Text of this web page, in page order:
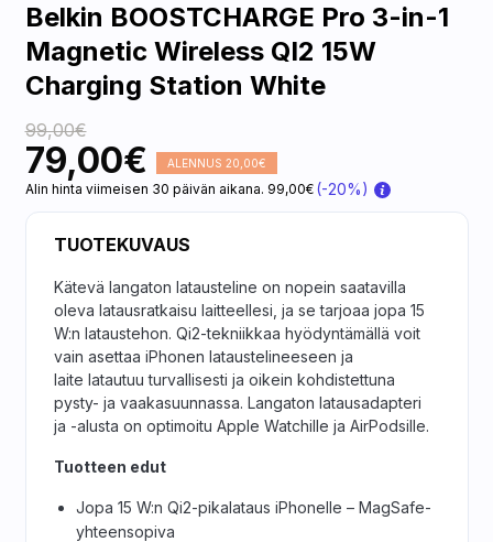
Belkin BOOSTCHARGE Pro 3-in-1
Magnetic Wireless QI2 15W
Charging Station White
99,00€
79,00€ ALENNUS 20,00€
Alin hinta viimeisen 30 päivän aikana. 99,00€ (-20%)
TUOTEKUVAUS
Kätevä langaton latausteline on nopein saatavilla
oleva latausratkaisu laitteellesi, ja se tarjoaa jopa 15
W:n lataustehon. Qi2-tekniikkaa hyödyntämällä voit
vain asettaa iPhonen lataustelineeseen ja
laite latautuu turvallisesti ja oikein kohdistettuna
pysty- ja vaakasuunnassa. Langaton latausadapteri
ja -alusta on optimoitu Apple Watchille ja AirPodsille.
Tuotteen edut
Jopa 15 W:n Qi2-pikalataus iPhonelle – MagSafe-
yhteensopiva